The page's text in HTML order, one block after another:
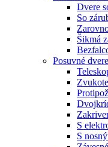
Dvere
So
Šikmá
Posuvné dvere
S
S